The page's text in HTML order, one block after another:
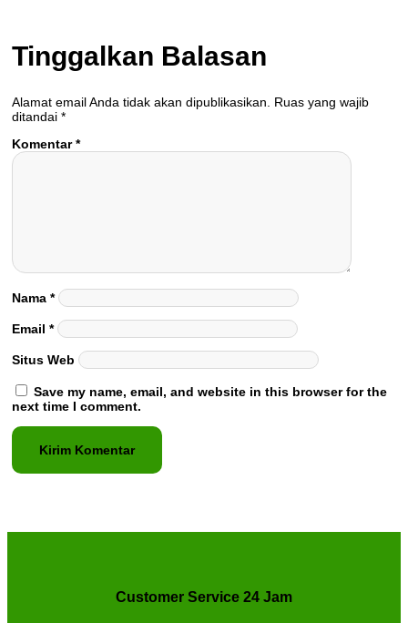
Tinggalkan Balasan
Alamat email Anda tidak akan dipublikasikan.
Ruas yang wajib
ditandai *
Komentar*
Nama *
Email *
Situs Web
Save my name, email, and website in this browser for the
next time I comment.
Customer Service 24 Jam